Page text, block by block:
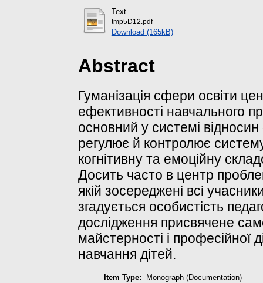
Text
tmp5D12.pdf
Download (165kB)
Abstract
Гуманізація сфери освіти
ефективності навчального
основний у системі
регулює й контролює
когнітивну та емоційну
Досить часто в центр
якій зосереджені всі
згадується особистість
дослідження присвячене
майстерності і професійної
навчання дітей.
Item Type:
Monograph (Documentation)